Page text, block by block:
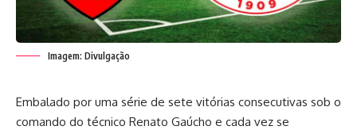
Imagem: Divulgação
Embalado por uma série de sete vitórias consecutivas sob o
comando do técnico Renato Gaúcho e cada vez se